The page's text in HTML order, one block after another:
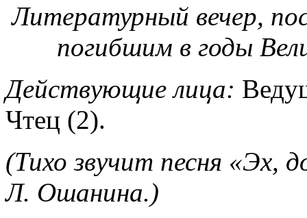
Литературный вечер,
погибшим в годы
Действующие лица:
Чтец (2).
(Тихо звучит песня «Эх,
Л. Ошанина.)